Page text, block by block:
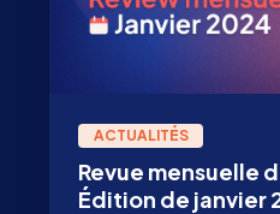
ACTUALITÉS
Revue mensuelle
Édition de janvier